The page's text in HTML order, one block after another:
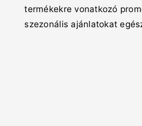
termékekre vonatkozó
szezonális ajánlatokat